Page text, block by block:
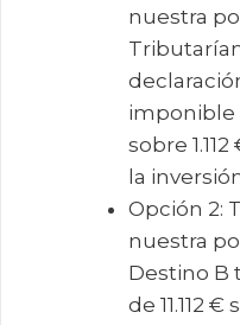
nuestra
imponible
sobre
la
Opción 2:
nuestra
Destino B
de 11.112